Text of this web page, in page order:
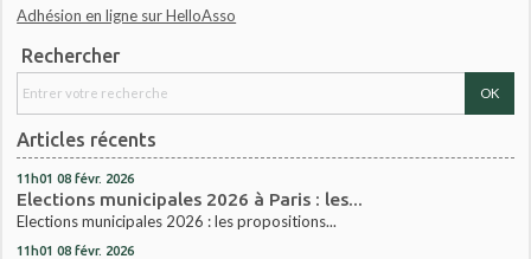
Adhésion en ligne sur HelloAsso
Rechercher
Articles récents
11h01 08 févr. 2026
Elections municipales 2026 à Paris : les...
Elections municipales 2026 : les propositions...
11h01 08 févr. 2026